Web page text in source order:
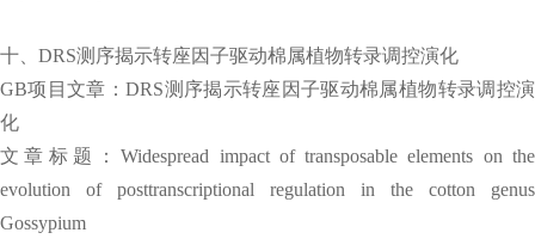
十、DRS测序揭示转座因子驱动棉属植物转录调控演化
GB项目文章：DRS测序揭示转座因子驱动棉属植物转录调控演
化
文章标题：Widespread impact of transposable elements on the
evolution of posttranscriptional regulation in the cotton genus
Gossypium